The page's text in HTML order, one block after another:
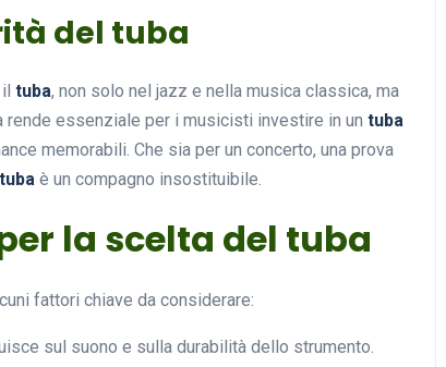
del tuba
tuba, non solo nel jazz e nella musica classica, ma
rende essenziale per i musicisti investire in un tuba
memorabili. Che sia per un concerto, una prova
tuba è un compagno insostituibile.
la scelta del tuba
fattori chiave da considerare:
sul suono e sulla durabilità dello strumento.